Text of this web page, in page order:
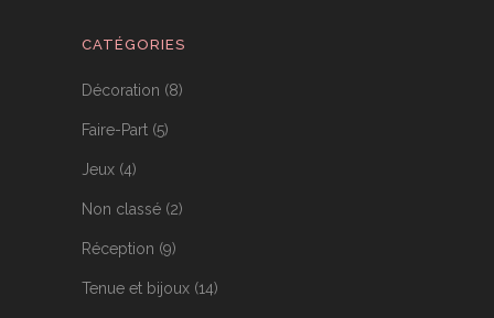
CATÉGORIES
Décoration (8)
Faire-Part (5)
Jeux (4)
Non classé (2)
Réception (9)
Tenue et bijoux (14)